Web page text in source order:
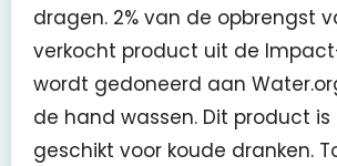
dragen. 2% van de opbrengst
verkocht product uit de
wordt gedoneerd aan
de hand wassen. Dit product is
geschikt voor koude dranken.